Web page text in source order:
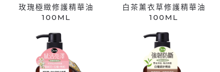
玫瑰極緻修護精華油
100ML
白茶薰衣草修護精華油
100ML